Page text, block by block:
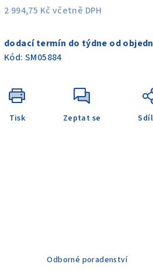
2 994,75 Kč včetně DPH
cena:
dodací termín do týdne od
Kód: SM05884
Tisk Zeptat se
Odborné poradenství